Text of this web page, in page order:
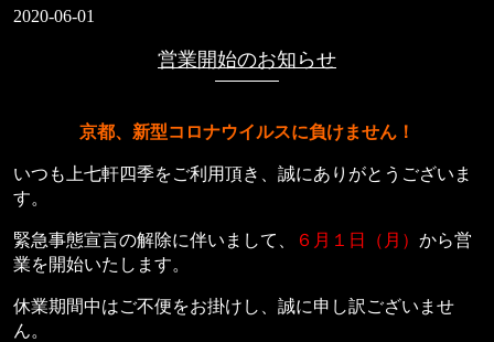
2020-06-01
営業開始のお知らせ
京都、新型コロナウイルスに負けません！
いつも上七軒四季をご利用頂き、誠にありがとうございま
す。
緊急事態宣言の解除に伴いまして、 ６月１日（月）から営
業を開始いたします。
休業期間中はご不便をお掛けし、誠に申し訳ございませ
ん。